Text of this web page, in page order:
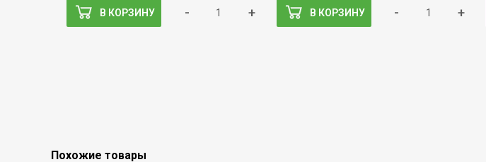
В КОРЗИНУ - + В КОРЗИНУ - +
Похожие товары